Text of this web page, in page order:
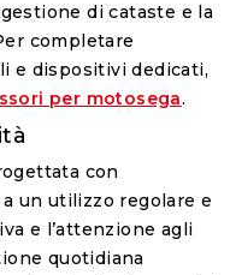
di cataste e la
completare
e dispositivi dedicati,
per motosega.
con
un utilizzo regolare e
e l’attenzione agli
quotidiana